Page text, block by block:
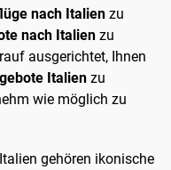
nach Italien zu
nach Italien zu
ausgerichtet, Ihnen
Italien zu
wie möglich zu
gehören ikonische